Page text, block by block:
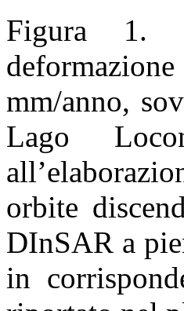
Figura 1.
mm/anno,
Lago
orbite
DInSAR a
in